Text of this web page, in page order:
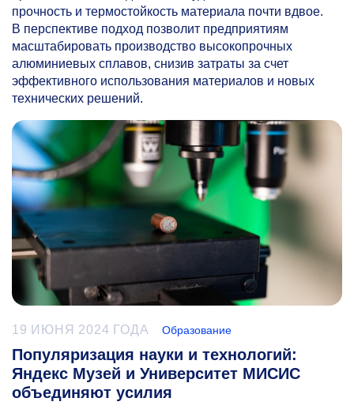
прочность и термостойкость материала почти вдвое.
В перспективе подход позволит предприятиям
масштабировать производство высокопрочных
алюминиевых сплавов, снизив затраты за счет
эффективного использования материалов и новых
технических решений.
19 ИЮНЯ 2024 ГОДА Образование
Популяризация науки и технологий:
Яндекс Музей и Университет МИСИС
объединяют усилия